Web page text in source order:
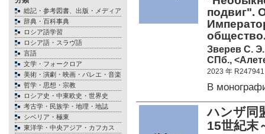
総記・参考図書、出版・メディア
辞典・百科事典
ロシア語学習
ロシア語・スラヴ語
言語
文学・フォークロア
美術・演劇・映画・バレエ・音楽
哲学・思想・宗教
ロシア史・中東欧史・世界史
考古学・民族学・地理・地誌
シベリア・極東
東洋学・中央アジア・カフカス
подвиг".
Зверев С. Э.
СПб.,
2023 年 R247941
В
ハンザ同
15世紀末